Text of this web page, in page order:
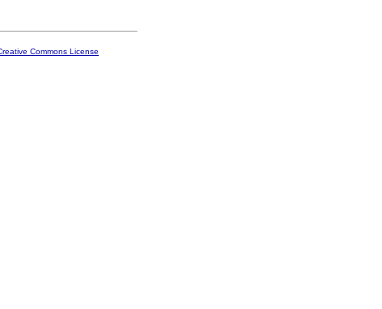
Commons License